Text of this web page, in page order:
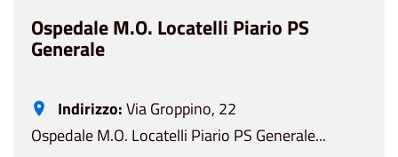
Ospedale M.O. Locatelli Piario PS
Generale
Indirizzo:Via Groppino, 22
Ospedale M.O. Locatelli Piario PS Generale...